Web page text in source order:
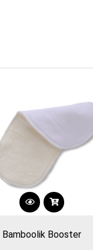
Dit
heeft
Bamboolik Booster